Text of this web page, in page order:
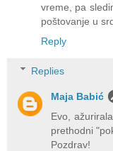
vreme, pa
poštovanje u
Reply
Replies
Maja Babić
Evo,
prethodni
Pozdrav!